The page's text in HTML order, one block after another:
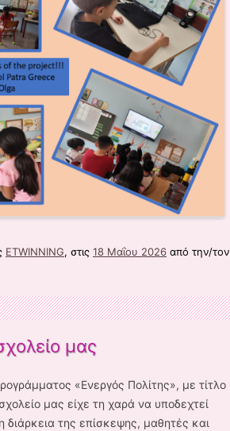
ETWINNING, στις 18 Μαΐου 2026 από την/τον
μας
«Ενεργός Πολίτης», με τίτλο
μας είχε τη χαρά να υποδεχτεί
της επίσκεψης, μαθητές και